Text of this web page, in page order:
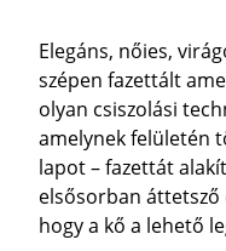
Elegáns, nőies,
szépen fazettált
olyan csiszolási
amelynek felületén
lapot – fazettát
elsősorban áttetsző
hogy a kő a lehető